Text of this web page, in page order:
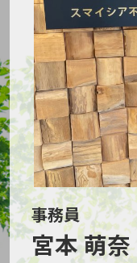
事務員
宮本 萌奈